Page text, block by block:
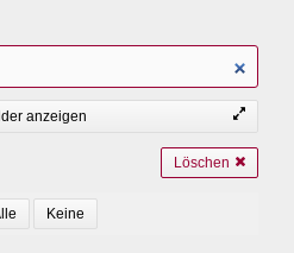
anzeigen
Löschen